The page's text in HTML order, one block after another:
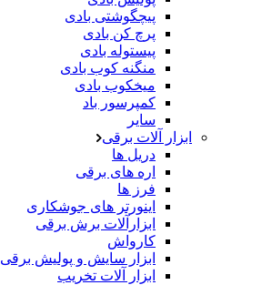
پیچگوشتی بادی
پرچ کن بادی
پیستوله بادی
منگنه کوب بادی
میخکوب بادی
کمپرسور باد
سایر
ابزار آلات برقی
دریل ها
اره های برقی
فرز ها
اینورتر های جوشکاری
ابزارآلات برش برقی
کارواش
ابزار سایش و پولیش برقی
ابزار آلات تخریب